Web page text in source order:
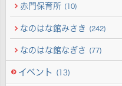
赤門保育所 (10)
なのはな館みさき (242)
なのはな館なぎさ (77)
イベント (13)